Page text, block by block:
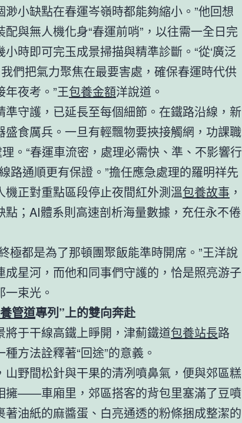
小缺點在春運岑嶺時都能夠縮小。”他回想
與無人機化身“春運前哨”，以往需一全日完
時即可完玉成景掃描與精準診斷。“從‘廣泛
我們把氣力聚焦在最要害處，確保春運時代供
夜考。”王包養金額洋說道。
準守護，已延長至每個細節。在鐵路沿線，新
盛食厲兵。一旦有輕飄物要挾接觸網，功課職
理。“春運車流密，處理必需快、準、不影響行
路通順更有保證。”擔任應急處理的羅明祥先
機正對重點區段停止夜間紅外測溫包養故事 ，
；AI體系則高速剖析海量數據，充任永不倦
極都是為了那頓團聚飯能準時開席。”王洋說
成星河，而他和同事們守護的，恰是照亮游子
束光。
管道專列”上的雙向奔赴
將于干線高鐵上睜開，津薊鐵道包養站長路
方法詮釋著“回途”的意義。
山野間松針與干果的清冽噴鼻氣，便與郊區糕
擁——車廂里，郊區搭客的背包里塞滿了豆噴
著油紙的麻醬蛋、白亮通透的粉條捆成整潔的